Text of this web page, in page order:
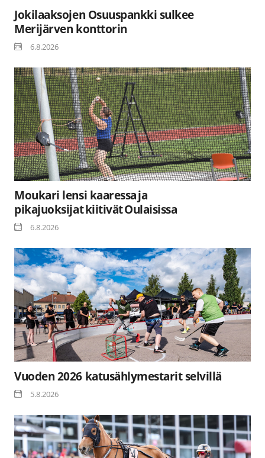
Jokilaaksojen Osuuspankki sulkee
Merijärven konttorin
6.8.2026
Moukari lensi kaaressa ja
pikajuoksijat kiitivät Oulaisissa
6.8.2026
Vuoden 2026 katusählymestarit selvillä
5.8.2026